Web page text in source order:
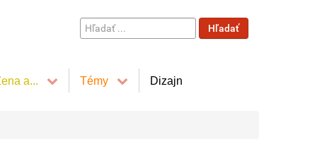
Hľadať
...
Hľadať
a... Témy Dizajn